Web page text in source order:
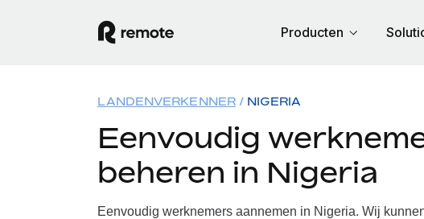
Producten
LANDENVERKENNER NIGERIA
Eenvoudig
beheren in Nigeria
Eenvoudig werknemers aannemen in Nigeria. Wij